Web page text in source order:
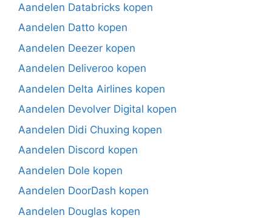
Aandelen Databricks kopen
Aandelen Datto kopen
Aandelen Deezer kopen
Aandelen Deliveroo kopen
Aandelen Delta Airlines kopen
Aandelen Devolver Digital kopen
Aandelen Didi Chuxing kopen
Aandelen Discord kopen
Aandelen Dole kopen
Aandelen DoorDash kopen
Aandelen Douglas kopen